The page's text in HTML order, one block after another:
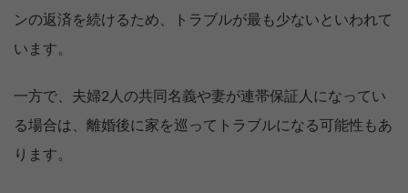
ンの返済を続けるため、トラブルが最も少ないといわれて
います。
一方で、夫婦2人の共同名義や妻が連帯保証人になってい
る場合は、離婚後に家を巡ってトラブルになる可能性もあ
ります。